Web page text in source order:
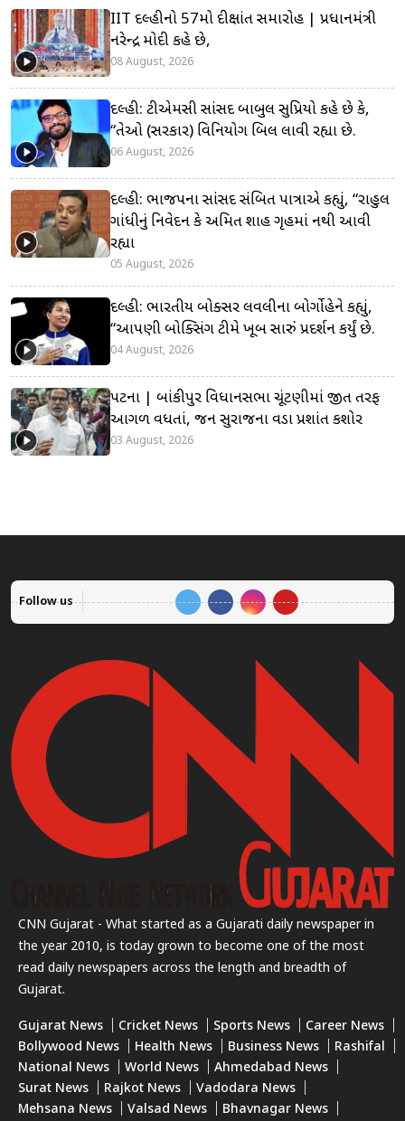
IIT દિલ્હીનો 57મો દીક્ષાંત સમારોહ | પ્રધાનમંત્રી
નરેન્દ્ર મોદી કહે છે,
08 August, 2026
દિલ્હી: ટીએમસી સાંસદ બાબુલ સુપ્રિયો કહે છે કે,
“તેઓ (સરકાર) વિનિયોગ બિલ લાવી રહ્યા છે.
06 August, 2026
દિલ્હી: ભાજપના સાંસદ સંબિત પાત્રાએ કહ્યું, “રાહુલ
ગાંધીનું નિવેદન કે અમિત શાહ ગૃહમાં નથી આવી
રહ્યા
05 August, 2026
દિલ્હી: ભારતીય બોક્સર લવલીના બોર્ગોહેને કહ્યું,
“આપણી બોક્સિંગ ટીમે ખૂબ સારું પ્રદર્શન કર્યું છે.
04 August, 2026
પટના | બાંકીપુર વિધાનસભા ચૂંટણીમાં જીત તરફ
આગળ વધતાં, જન સુરાજના વડા પ્રશાંત કિશોર
03 August, 2026
Follow us
CNN Gujarat - What started as a Gujarati daily newspaper in
the year 2010, is today grown to become one of the most
read daily newspapers across the length and breadth of
Gujarat.
Gujarat News Cricket News Sports News
Career News
Bollywood News
Health News Business News
Rashifal
National News
World News
Ahmedabad News
Surat News
Rajkot News
Vadodara News
Mehsana News
Valsad News Bhavnagar News